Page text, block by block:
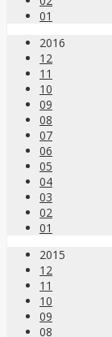
01
2016
12
11
10
09
08
07
06
05
04
03
02
01
2015
12
11
10
09
08